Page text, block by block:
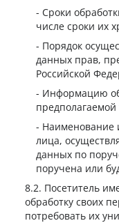
Сроки
числе сроки их
Порядок
данных прав,
Российской
Информацию
Наименование
лица,
данных по
поручена или
Посетитель
обработку своих
потребовать их